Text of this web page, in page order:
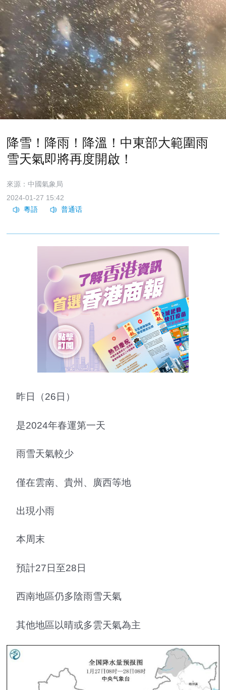
降雪！降雨！降溫！中東部大範圍雨
雪天氣即將再度開啟！
來源：中國氣象局
2024-01-27 15:42
昨日（26日）
是2024年春運第一天
雨雪天氣較少
僅在雲南、貴州、廣西等地
出現小雨
本周末
預計27日至28日
西南地區仍多陰雨雪天氣
其他地區以晴或多雲天氣為主